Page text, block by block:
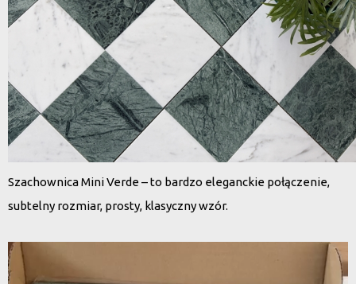
Szachownica Mini Verde – to bardzo eleganckie połączenie,
subtelny rozmiar, prosty, klasyczny wzór.
Odtwarzacz
video